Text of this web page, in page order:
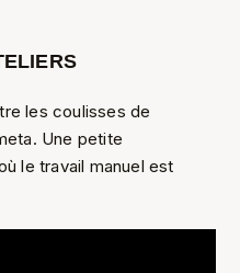
les coulisses de
Une petite
le travail manuel est